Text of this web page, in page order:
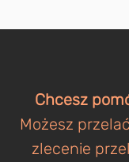
Chcesz
Możesz
zlecenie